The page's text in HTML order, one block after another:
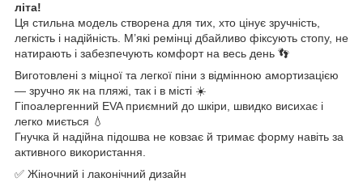
літа!
Ця стильна модель створена для тих, хто цінує зручність,
легкість і надійність. М’які ремінці дбайливо фіксують стопу, не
натирають і забезпечують комфорт на весь день 👣
Виготовлені з міцної та легкої піни з відмінною амортизацією
— зручно як на пляжі, так і в місті ☀️
Гіпоалергенний EVA приємний до шкіри, швидко висихає і
легко миється 💧
Гнучка й надійна підошва не ковзає й тримає форму навіть за
активного використання.
✅ Жіночний і лаконічний дизайн